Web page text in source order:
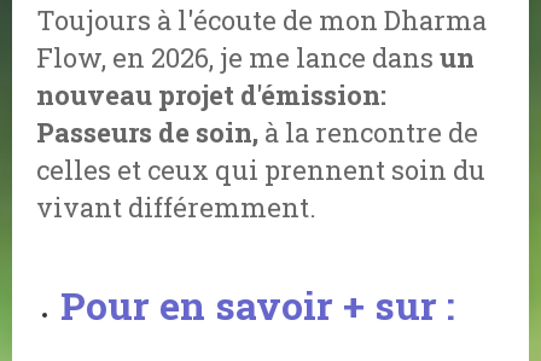
Toujours à l'écoute de mon Dharma
Flow, en 2026, je me lance dans un
nouveau projet d'émission:
Passeurs de soin, à la rencontre de
celles et ceux qui prennent soin du
vivant différemment.
Pour en savoir + sur :